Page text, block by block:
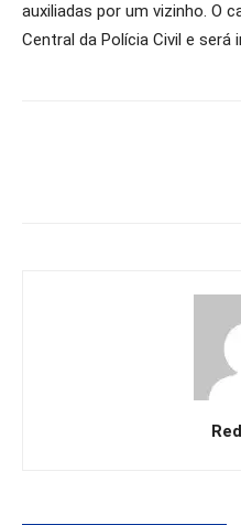
auxiliadas por um vizinho. O
Central da Polícia Civil e será